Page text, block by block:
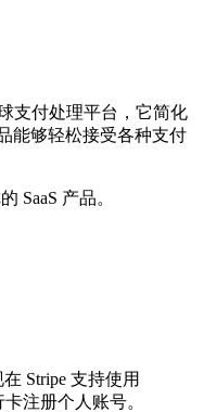
支付处理平台，它简化
能够轻松接受各种支付
SaaS 产品。
Stripe 支持使用
注册个人账号。